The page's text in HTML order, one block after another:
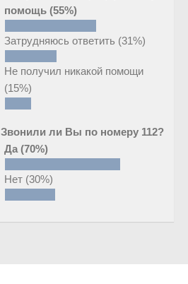
помощь (55%)
Затрудняюсь ответить (31%)
Не получил никакой помощи
(15%)
Звонили ли Вы по номеру 112?
Да (70%)
Нет (30%)